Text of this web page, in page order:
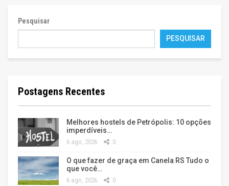
Pesquisar
PESQUISAR
Postagens Recentes
Melhores hostels de Petrópolis: 10 opções
imperdíveis…
6 ago, 2026 0
O que fazer de graça em Canela RS Tudo o
que você…
6 ago, 2026 0